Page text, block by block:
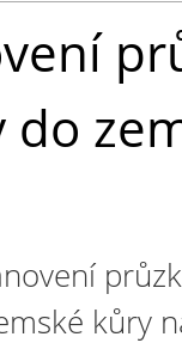
do
kůry